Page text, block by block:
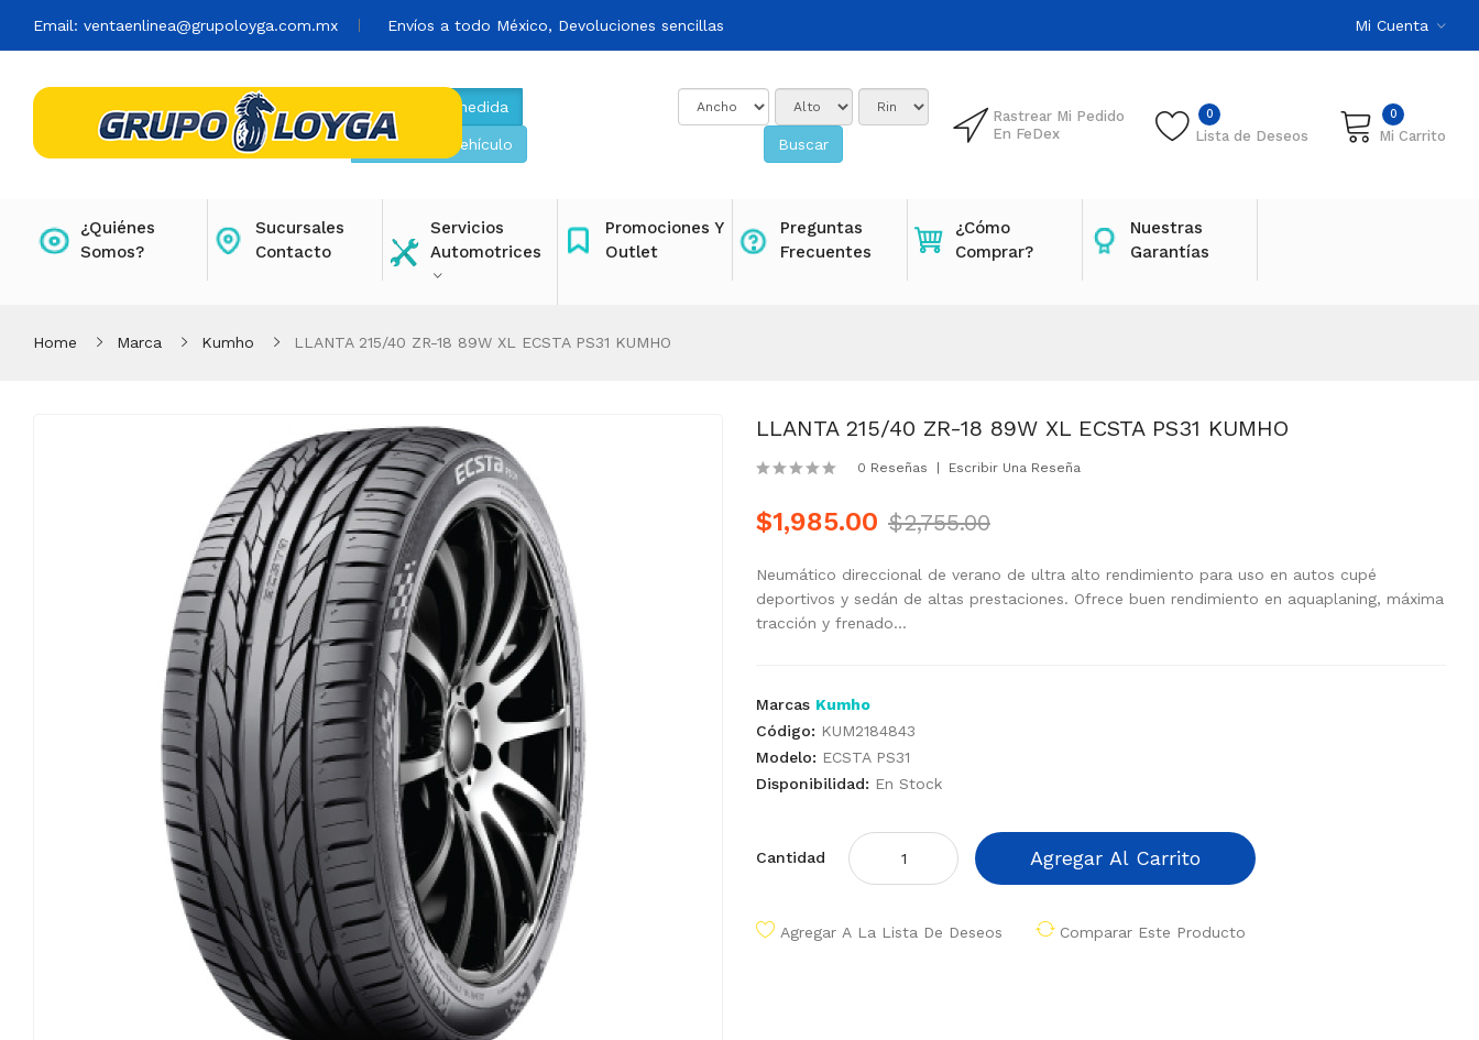
Email: ventaenlinea@grupoloyga.com.mx Envíos a todo México, Devoluciones sencillas Mi Cuenta
Rastrear Mi Pedido
En FeDex
Lista de Deseos
0 0
Mi Carrito
Buscar por medida
Buscar por vehículo Buscar
¿Quiénes
Somos?
Sucursales
Contacto
Servicios
Automotrices
Promociones Y
Outlet
Preguntas
Frecuentes
¿Cómo
Comprar?
Nuestras
Garantías
Home Marca Kumho LLANTA 215/40 ZR-18 89W XL ECSTA PS31 KUMHO
LLANTA 215/40 ZR-18 89W XL ECSTA PS31 KUMHO
0 Reseñas Escribir Una Reseña
$1,985.00 $2,755.00
Neumático direccional de verano de ultra alto rendimiento para uso en autos cupé
deportivos y sedán de altas prestaciones. Ofrece buen rendimiento en aquaplaning, máxima
tracción y frenado...
Marcas Kumho
Código: KUM2184843
Modelo: ECSTA PS31
Disponibilidad: En Stock
Cantidad Agregar Al Carrito
Agregar A La Lista De Deseos Comparar Este Producto